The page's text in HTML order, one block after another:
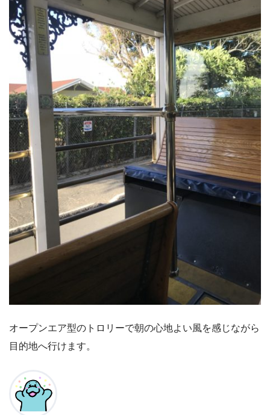
オープンエア型のトロリーで朝の心地よい風を感じながら
目的地へ行けます。